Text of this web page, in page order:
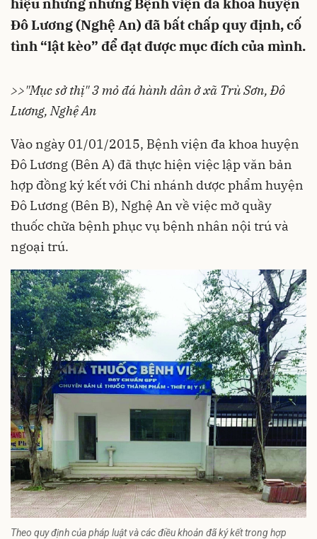
hiệu nhưng nhưng Bệnh viện đa khoa huyện
Đô Lương (Nghệ An) đã bất chấp quy định, cố
tình “lật kèo” để đạt được mục đích của mình.
>>"Mục sở thị" 3 mỏ đá hành dân ở xã Trù Sơn, Đô
Lương, Nghệ An
Vào ngày 01/01/2015, Bệnh viện đa khoa huyện
Đô Lương (Bên A) đã thực hiện việc lập văn bản
hợp đồng ký kết với Chi nhánh dược phẩm huyện
Đô Lương (Bên B), Nghệ An về việc mở quầy
thuốc chữa bệnh phục vụ bệnh nhân nội trú và
ngoại trú.
Theo quy định của pháp luật và các điều khoản đã ký kết trong hợp